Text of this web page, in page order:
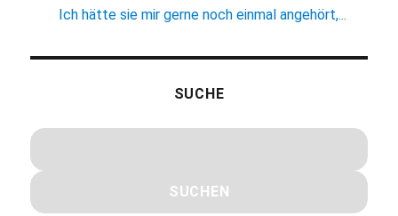
Ich hätte sie mir gerne noch einmal angehört,...
SUCHE